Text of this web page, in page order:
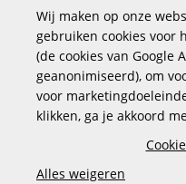
Veilig en
Wij maken op onze
gebruiken cookies voor
(de cookies van Google
geanonimiseerd), om
voor
klikken, ga je akkoord
Alles weigeren